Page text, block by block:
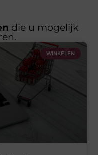
die u mogelijk
WINKELEN